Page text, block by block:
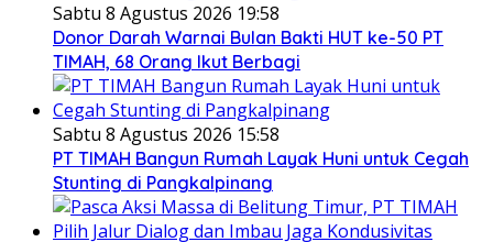
Sabtu 8 Agustus 2026 19:58
Donor Darah Warnai Bulan Bakti HUT ke-50 PT
TIMAH, 68 Orang Ikut Berbagi
Sabtu 8 Agustus 2026 15:58
PT TIMAH Bangun Rumah Layak Huni untuk Cegah
Stunting di Pangkalpinang